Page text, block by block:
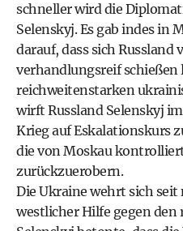
schneller wird die
Selenskyj. Es gab indes in
darauf, dass sich Russland
verhandlungsreif schießen
reichweitenstarken
wirft Russland Selenskyj
Krieg auf Eskalationskurs
die von Moskau
zurückzuerobern.
Die Ukraine wehrt sich
westlicher Hilfe gegen den